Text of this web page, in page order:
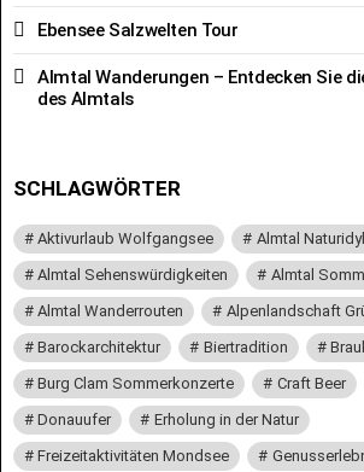
Ebensee Salzwelten Tour
Almtal Wanderungen – Entdecken Sie
des Almtals
SCHLAGWÖRTER
Aktivurlaub Wolfgangsee
Almtal
Almtal Sehenswürdigkeiten
Almtal
Almtal Wanderrouten
Alpenlandschaft
Barockarchitektur
Biertradition
Burg Clam Sommerkonzerte
Craft Beer
Donauufer
Erholung in der Natur
Freizeitaktivitäten Mondsee